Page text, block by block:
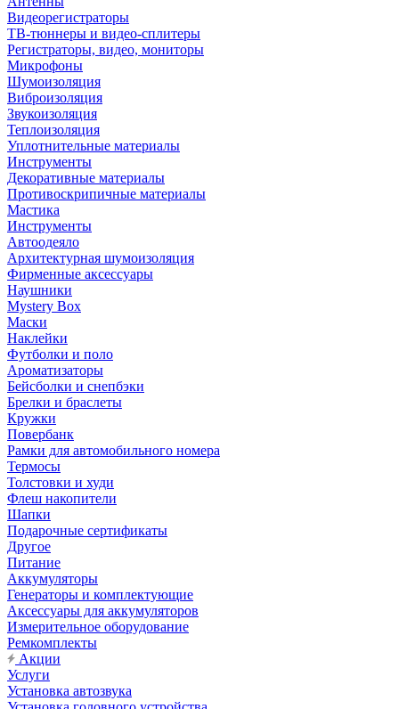
Видеорегистраторы
ТВ-тюннеры и видео-сплитеры
Регистраторы, видео, мониторы
Микрофоны
Шумоизоляция
Виброизоляция
Звукоизоляция
Теплоизоляция
Уплотнительные материалы
Инструменты
Декоративные материалы
Противоскрипичные материалы
Мастика
Инструменты
Автоодеяло
Архитектурная шумоизоляция
Фирменные аксессуары
Наушники
Mystery Box
Маски
Наклейки
Футболки и поло
Ароматизаторы
Бейсболки и снепбэки
Брелки и браслеты
Кружки
Повербанк
Рамки для автомобильного номера
Термосы
Толстовки и худи
Флеш накопители
Шапки
Подарочные сертификаты
Другое
Питание
Аккумуляторы
Генераторы и комплектующие
Аксессуары для аккумуляторов
Измерительное оборудование
Ремкомплекты
Акции
Услуги
Установка автозвука